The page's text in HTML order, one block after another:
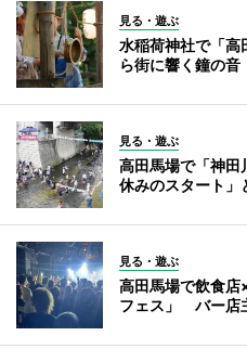
見る・遊ぶ
水稲荷神社で「
ら街に響く鐘の音
見る・遊ぶ
高田馬場で「神
休みのスタート」
見る・遊ぶ
高田馬場で飲食店
フェス」 バー店